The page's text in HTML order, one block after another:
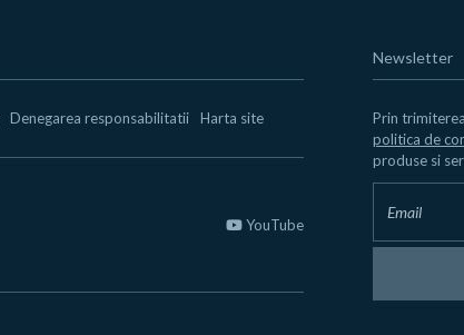
Denegarea responsabilitatii Harta site
YouTube
Newsletter
Prin
politica de
produse si